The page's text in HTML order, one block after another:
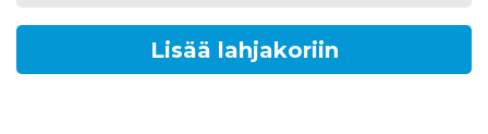
Lisää lahjakoriin